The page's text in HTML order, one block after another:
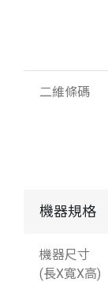
二維條碼
機器規格
機器尺寸
(長X寬X高)